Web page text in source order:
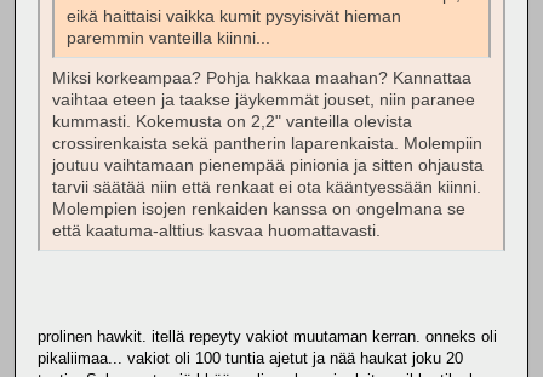
eikä haittaisi vaikka kumit pysyisivät hieman
paremmin vanteilla kiinni...
Miksi korkeampaa? Pohja hakkaa maahan? Kannattaa
vaihtaa eteen ja taakse jäykemmät jouset, niin paranee
kummasti. Kokemusta on 2,2" vanteilla olevista
crossirenkaista sekä pantherin laparenkaista. Molempiin
joutuu vaihtamaan pienempää pinionia ja sitten ohjausta
tarvii säätää niin että renkaat ei ota kääntyessään kiinni.
Molempien isojen renkaiden kanssa on ongelmana se
että kaatuma-alttius kasvaa huomattavasti.
prolinen hawkit. itellä repeyty vakiot muutaman kerran. onneks oli
pikaliimaa... vakiot oli 100 tuntia ajetut ja nää haukat joku 20